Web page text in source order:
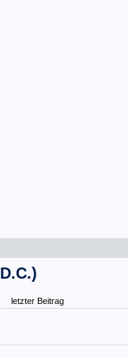
letzter Beitrag